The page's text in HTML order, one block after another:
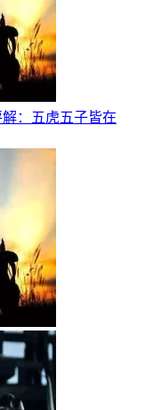
：五虎五子皆在